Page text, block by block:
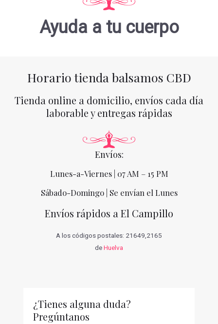
Ayuda a tu cuerpo
Horario tienda balsamos CBD
Tienda online a domicilio, envíos cada día
laborable y entregas rápidas
Envíos:
Lunes-a-Viernes | 07 AM – 15 PM
Sábado-Domingo | Se envían el Lunes
Envíos rápidos a El Campillo
A los códigos postales: 21649,2165
deHuelva
¿Tienes alguna duda?
Pregúntanos